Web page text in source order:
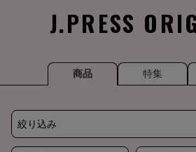
J.PRESS
商品 特集
絞り込み